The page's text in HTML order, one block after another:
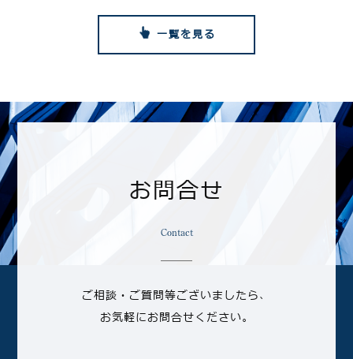
一覧を見る
お問合せ
Contact
ご相談・ご質問等ございましたら、
お気軽にお問合せください。